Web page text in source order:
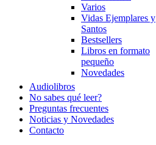
Varios
Vidas Ejemplares y
Santos
Bestsellers
Libros en formato
pequeño
Novedades
Audiolibros
No sabes qué leer?
Preguntas frecuentes
Noticias y Novedades
Contacto